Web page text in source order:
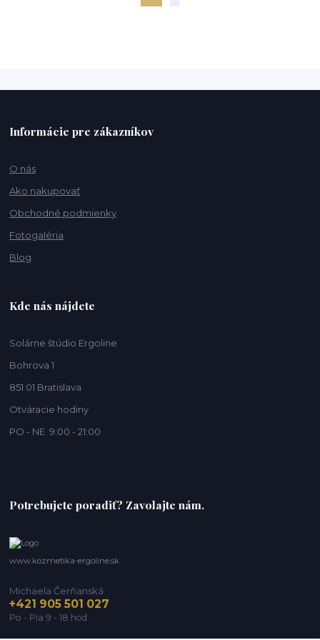
Informácie pre zákazníkov
O nás
Ako nakupovať
Obchodné podmienky
Fotogaléria
Blog
Kde nás nájdete
Solárne štúdio Ergoline
Bohrova 1
851 01 Bratislava
Otváracie hodiny
PO - NE 9:00 - 21:00
Potrebujete poradiť? Zavolajte nám.
www.kozmetika-ergoline.sk
Michaela Čerňanská
+421 905 501 027
Po - Pia 9 - 18 hod